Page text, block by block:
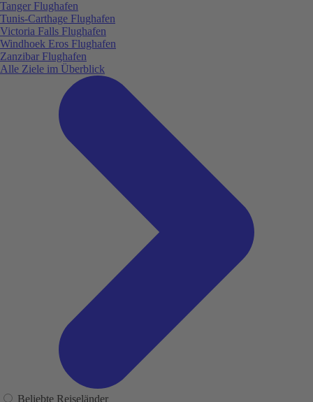
Tanger Flughafen
Tunis-Carthage Flughafen
Victoria Falls Flughafen
Windhoek Eros Flughafen
Zanzibar Flughafen
Alle Ziele im Überblick
Beliebte Reiseländer